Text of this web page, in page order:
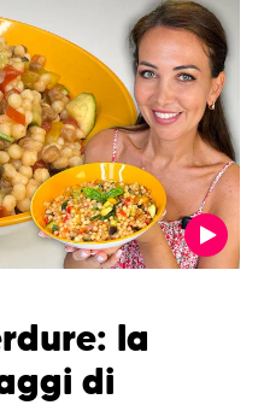
la
di